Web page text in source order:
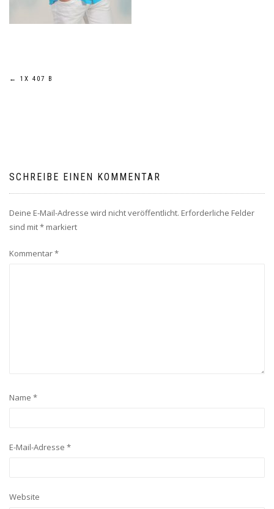
Beitragsnavigation
← 1X 407 B
SCHREIBE EINEN KOMMENTAR
Deine E-Mail-Adresse wird nicht veröffentlicht. Erforderliche Felder
sind mit* markiert
Kommentar*
Name *
E-Mail-Adresse *
Website